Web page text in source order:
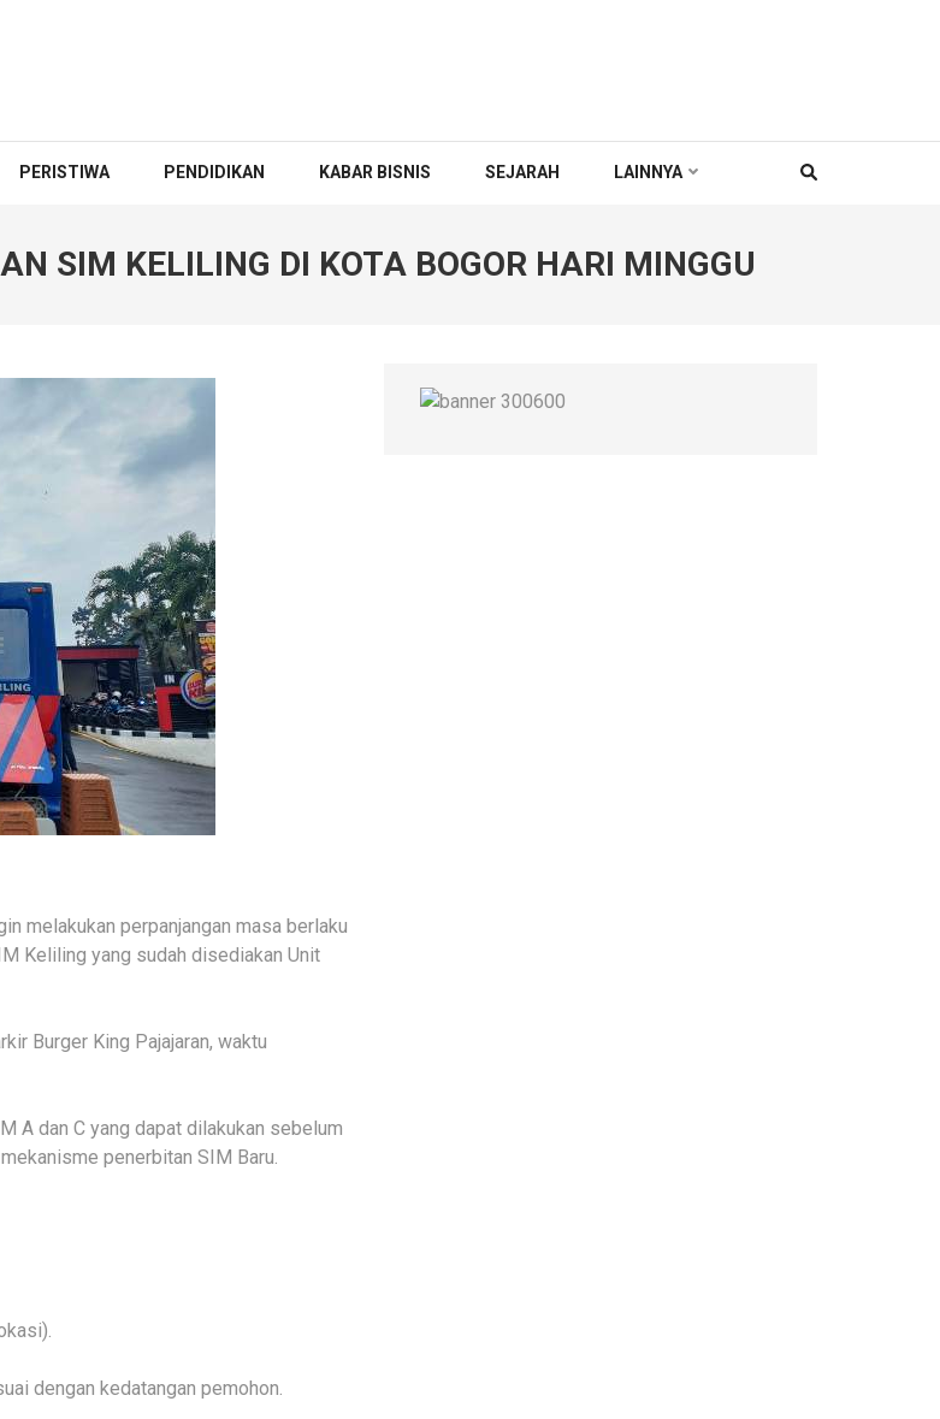
PERISTIWA PENDIDIKAN KABAR BISNIS SEJARAH LAINNYA
SIM KELILING DI KOTA BOGOR HARI MINGGU
melakukan perpanjangan masa berlaku
Keliling yang sudah disediakan Unit
Burger King Pajajaran, waktu
A dan C yang dapat dilakukan sebelum
penerbitan SIM Baru.
dengan kedatangan pemohon.